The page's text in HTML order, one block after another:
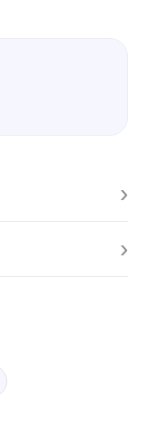
›
›